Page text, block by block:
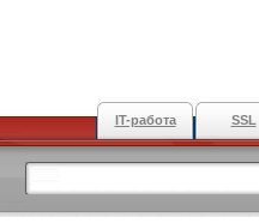
IT-работа SSL